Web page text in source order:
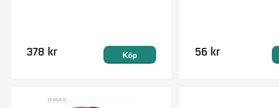
378 kr Köp 56 kr